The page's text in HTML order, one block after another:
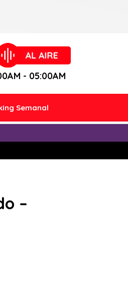
- 05:00AM
Semanal
–